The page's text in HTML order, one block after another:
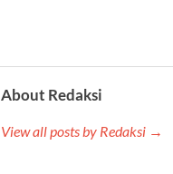
About Redaksi
View all posts by Redaksi →